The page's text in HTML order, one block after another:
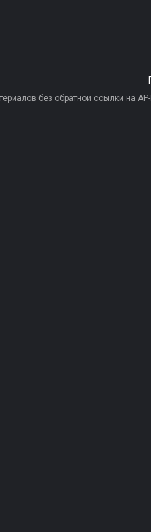
без обратной ссылки на